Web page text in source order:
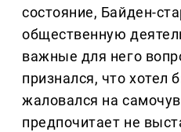
состояние, Байден-
общественную
важные для него
признался, что хотел
жаловался на
предпочитает не